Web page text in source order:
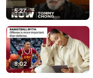
5:27
8:02